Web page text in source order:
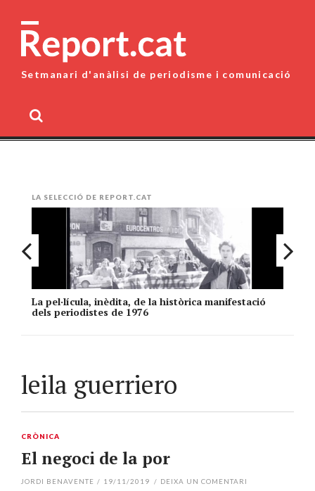
content
Setmanari d'anàlisi de periodisme i comunicació
LA SELECCIÓ DE REPORT.CAT
La pel·lícula, inèdita, de la històrica manifestació
dels periodistes de 1976
leila guerriero
CRÒNICA
El negoci de la por
JORDI BENAVENTE / 19/11/2019 / DEIXA UN COMENTARI